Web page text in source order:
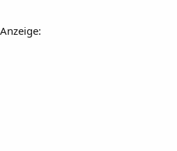
Anzeige: